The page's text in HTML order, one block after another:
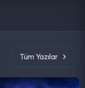
Tüm Yazılar